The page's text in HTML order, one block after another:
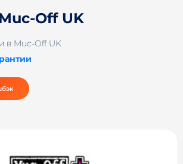
Off UK
в Muc-Off UK